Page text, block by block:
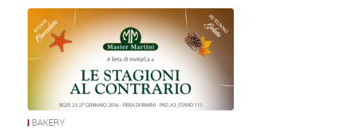
News
BAKERY